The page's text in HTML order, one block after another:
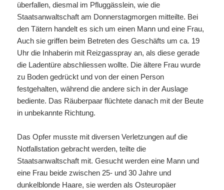
überfallen, diesmal im Pfluggässlein, wie die
Staatsanwaltschaft am Donnerstagmorgen mitteilte. Bei
den Tätern handelt es sich um einen Mann und eine Frau,
Auch sie griffen beim Betreten des Geschäfts um ca. 19
Uhr die Inhaberin mit Reizgasspray an, als diese gerade
die Ladentüre abschliessen wollte. Die ältere Frau wurde
zu Boden gedrückt und von der einen Person
festgehalten, während die andere sich in der Auslage
bediente. Das Räuberpaar flüchtete danach mit der Beute
in unbekannte Richtung.
Das Opfer musste mit diversen Verletzungen auf die
Notfallstation gebracht werden, teilte die
Staatsanwaltschaft mit. Gesucht werden eine Mann und
eine Frau beide zwischen 25- und 30 Jahre und
dunkelblonde Haare, sie werden als Osteuropäer